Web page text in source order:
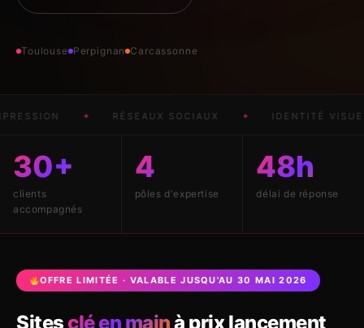
Toulouse Perpignan Carcassonne
✦ RÉSEAUX SOCIAUX ✦ IDENTITÉ VISUELLE
30+
clients
accompagnés
4
pôles d'expertise
48h
délai de réponse
OFFRE LIMITÉE · VALABLE JUSQU'AU 30 MAI 2026
Sitesclé en mainà prix lancement